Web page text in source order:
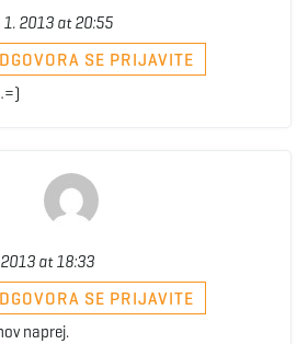
1. 2013 at 20:55
SE PRIJAVITE
at 18:33
SE PRIJAVITE
naprej.